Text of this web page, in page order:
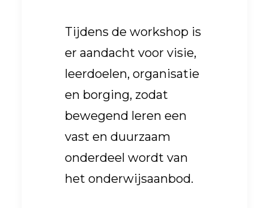
Tijdens de workshop is
er aandacht voor visie,
leerdoelen, organisatie
en borging, zodat
bewegend leren een
vast en duurzaam
onderdeel wordt van
het onderwijsaanbod.